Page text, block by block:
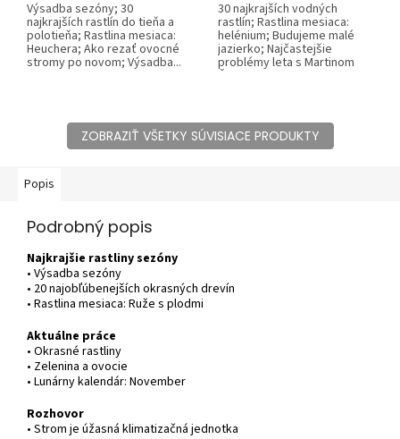
Výsadba sezóny; 30
najkrajších rastlín do tieňa a
polotieňa; Rastlina mesiaca:
Heuchera; Ako rezať ovocné
stromy po novom; Výsadba...
30 najkrajších vodných
rastlín; Rastlina mesiaca:
helénium; Budujeme malé
jazierko; Najčastejšie
problémy leta s Martinom
Čurdom a Ferom...
ZOBRAZIŤ VŠETKY SÚVISIACE PRODUKTY
Popis
Podrobný popis
Najkrajšie rastliny sezóny
• Výsadba sezóny
• 20 najobľúbenejších okrasných drevín
• Rastlina mesiaca: Ruže s plodmi
Aktuálne práce
• Okrasné rastliny
• Zelenina a ovocie
• Lunárny kalendár: November
Rozhovor
• Strom je úžasná klimatizačná jednotka